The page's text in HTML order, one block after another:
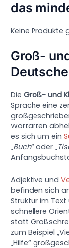
das
Keine Produkte
Groß-
DieGroß- und
Sprache eine
Wortarten
es sich um ein
„Buch“ oder „
Adjektive und
befinden sich
Struktur im
schnellere
statt
zum Beispiel
„Hilfe“